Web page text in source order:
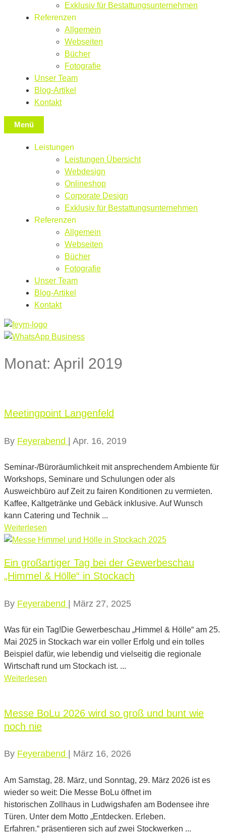
Exklusiv für Bestattungsunternehmen
Referenzen
Allgemein
Webseiten
Bücher
Fotografie
Unser Team
Blog-Artikel
Kontakt
Menü
Leistungen
Leistungen Übersicht
Webdesign
Onlineshop
Corporate Design
Exklusiv für Bestattungsunternehmen
Referenzen
Allgemein
Webseiten
Bücher
Fotografie
Unser Team
Blog-Artikel
Kontakt
Monat: April 2019
Meetingpoint Langenfeld
By Feyerabend | Apr. 16, 2019
Seminar-/Büroräumlichkeit mit ansprechendem Ambiente für
Workshops, Seminare und Schulungen oder als
Ausweichbüro auf Zeit zu fairen Konditionen zu vermieten.
Kaffee, Kaltgetränke und Gebäck inklusive. Auf Wunsch
kann Catering und Technik ...
Weiterlesen
Ein großartiger Tag bei der Gewerbeschau
„Himmel & Hölle“ in Stockach
By Feyerabend | März 27, 2025
Was für ein Tag!Die Gewerbeschau „Himmel & Hölle“ am 25.
Mai 2025 in Stockach war ein voller Erfolg und ein tolles
Beispiel dafür, wie lebendig und vielseitig die regionale
Wirtschaft rund um Stockach ist. ...
Weiterlesen
Messe BoLu 2026 wird so groß und bunt wie
noch nie
By Feyerabend | März 16, 2026
Am Samstag, 28. März, und Sonntag, 29. März 2026 ist es
wieder so weit: Die Messe BoLu öffnet im
historischen Zollhaus in Ludwigshafen am Bodensee ihre
Türen. Unter dem Motto „Entdecken. Erleben.
Erfahren.“ präsentieren sich auf zwei Stockwerken ...